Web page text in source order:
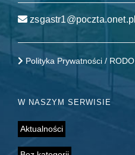
zsgastr1@poczta.onet.pl
Polityka Prywatności / RODO
W NASZYM SERWISIE
Aktualności